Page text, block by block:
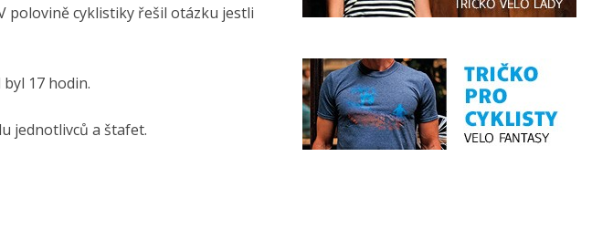
polovině cyklistiky řešil otázku jestli
17 hodin.
jednotlivců a štafet.